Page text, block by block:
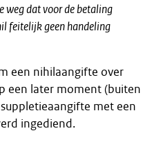
weg dat voor de betaling
feitelijk geen handeling
een nihilaangifte over
een later moment (buiten
met een
ingediend.